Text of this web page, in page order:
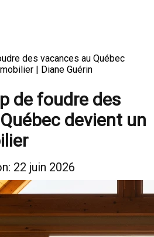
des vacances au Québec
| Diane Guérin
de foudre des
devient un
22 juin 2026